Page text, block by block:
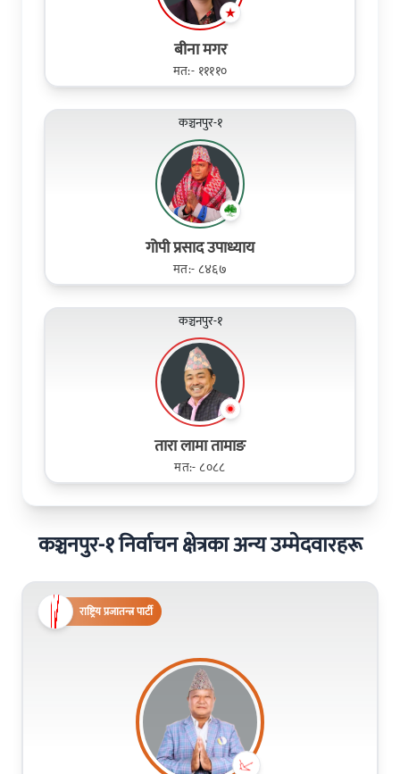
बीना मगर
मत:- ११११०
कञ्चनपुर-१
गोपी प्रसाद उपाध्याय
मत:- ८४६७
कञ्चनपुर-१
तारा लामा तामाङ
मत:- ८०८८
कञ्चनपुर-१ निर्वाचन क्षेत्रका अन्य उम्मेदवारहरू
राष्ट्रिय प्रजातन्त्र पार्टी